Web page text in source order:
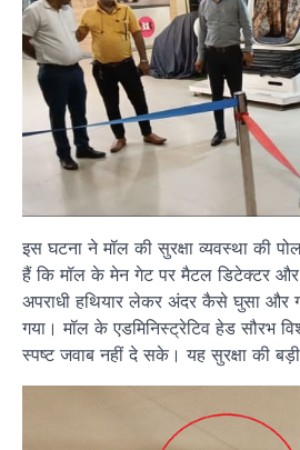
इस घटना ने मॉल की सुरक्षा व्यवस्था की
हैं कि मॉल के मेन गेट पर मैटल डिटेक्टर और
अपराधी हथियार लेकर अंदर कैसे घुसा और
गया। मॉल के एडमिनिस्ट्रेटिव हेड सौरभ
स्पष्ट जवाब नहीं दे सके। यह सुरक्षा की